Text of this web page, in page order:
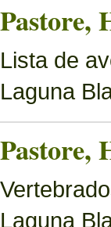
Pastore,
Lista de
Laguna
Pastore,
Laguna